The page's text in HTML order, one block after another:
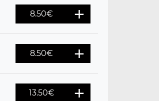
8.50€
8.50€
13.50€